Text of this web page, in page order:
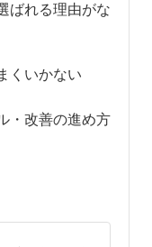
ばれる理由がな
くいかない
・改善の進め方